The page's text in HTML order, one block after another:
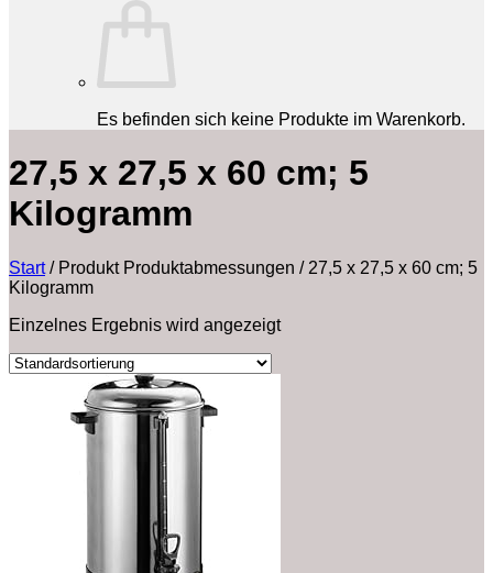
Es befinden sich keine Produkte im Warenkorb.
‎27,5 x 27,5 x 60 cm; 5
Kilogramm
Start /Produkt Produktabmessungen /‎27,5 x 27,5 x 60 cm; 5
Kilogramm
Einzelnes Ergebnis wird angezeigt